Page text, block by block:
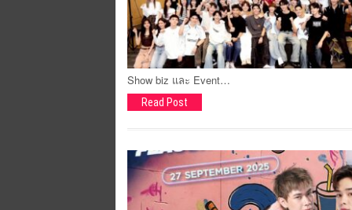
Show biz และ Event…
Read Post